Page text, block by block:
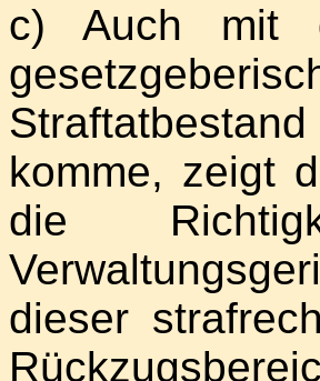
c) Auch mit
komme, zeigt
die
dieser